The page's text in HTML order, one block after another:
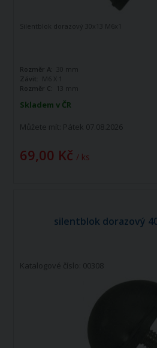
Skladem v ČR
Můžete mít: Pátek 07.08.2026
69,00 Kč / ks
Silentblok dorazový 30x13 M6x1
Rozměr A:
30 mm
Závit: M6 X 1
Rozměr C:
13 mm
silentblok dorazový
Katalogové číslo: 00308